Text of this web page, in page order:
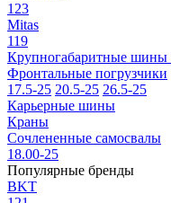
123
Mitas
119
Крупногабаритные шины
Фронтальные погрузчики
17.5-25 20.5-25 26.5-25
Карьерные шины
Краны
Сочлененные самосвалы
18.00-25
Популярные бренды
BKT